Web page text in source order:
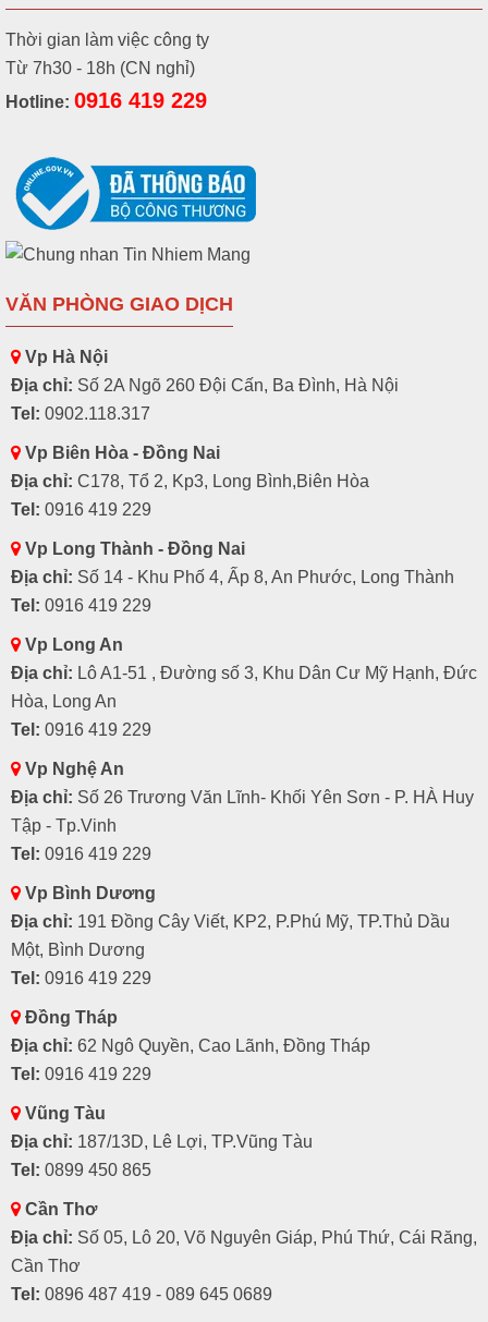
Thời gian làm việc công ty
Từ 7h30 - 18h (CN nghỉ)
Hotline: 0916 419 229
VĂN PHÒNG GIAO DỊCH
Vp Hà Nội
Địa chỉ: Số 2A Ngõ 260 Đội Cấn, Ba Đình, Hà Nội
Tel: 0902.118.317
Vp Biên Hòa - Đồng Nai
Địa chỉ: C178, Tổ 2, Kp3, Long Bình,Biên Hòa
Tel: 0916 419 229
Vp Long Thành - Đồng Nai
Địa chỉ: Số 14 - Khu Phố 4, Ấp 8, An Phước, Long Thành
Tel: 0916 419 229
Vp Long An
Địa chỉ: Lô A1-51 , Đường số 3, Khu Dân Cư Mỹ Hạnh, Đức
Hòa, Long An
Tel: 0916 419 229
Vp Nghệ An
Địa chỉ: Số 26 Trương Văn Lĩnh- Khối Yên Sơn - P. HÀ Huy
Tập - Tp.Vinh
Tel: 0916 419 229
Vp Bình Dương
Địa chỉ: 191 Đồng Cây Viết, KP2, P.Phú Mỹ, TP.Thủ Dầu
Một, Bình Dương
Tel: 0916 419 229
Đồng Tháp
Địa chỉ: 62 Ngô Quyền, Cao Lãnh, Đồng Tháp
Tel: 0916 419 229
Vũng Tàu
Địa chỉ: 187/13D, Lê Lợi, TP.Vũng Tàu
Tel: 0899 450 865
Cần Thơ
Địa chỉ: Số 05, Lô 20, Võ Nguyên Giáp, Phú Thứ, Cái Răng,
Cần Thơ
Tel: 0896 487 419 - 089 645 0689